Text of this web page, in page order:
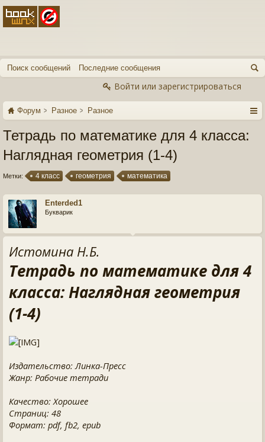
Поиск сообщений Последние сообщения
Войти или зарегистрироваться
Форум Разное Разное
Тетрадь по математике для 4 класса:
Наглядная геометрия (1-4)
Метки: 4 класс геометрия математика
Enterded1
Букварик
Истомина Н.Б.
Тетрадь по математике для 4
класса: Наглядная геометрия
(1-4)
Издательство: Линка-Пресс
Жанр: Рабочие тетради
Качество: Хорошее
Страниц: 48
Формат: pdf, fb2, epub